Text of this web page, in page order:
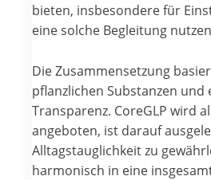
bieten, insbesondere für
eine solche Begleitung
Die Zusammensetzung
pflanzlichen Substanzen und
Transparenz. CoreGLP wird
angeboten, ist darauf
Alltagstauglichkeit zu
harmonisch in eine